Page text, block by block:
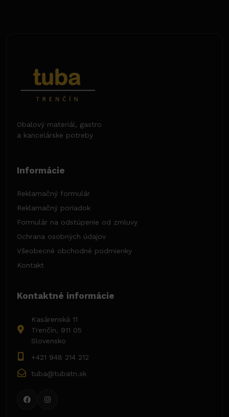
Obalový materiál, gastro
a kancelárske potreby
Informácie
Reklamačný formulár
Reklamačný poriadok
Formulár na odstúpenie od zmluvy
Ochrana osobných údajov
Všeobecné obchodné podmienky
Kontakt
Kontaktné informácie
Kasárenská 11
Trenčín, 911 05
Slovensko
+421 948 214 212
tuba@tubatn.sk